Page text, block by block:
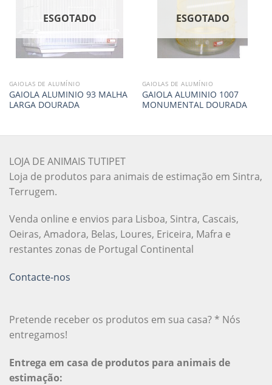
ESGOTADO
GAIOLAS DE ALUMÍNIO
GAIOLA ALUMINIO 93 MALHA
LARGA DOURADA
ESGOTADO
GAIOLAS DE ALUMÍNIO
GAIOLA ALUMINIO 1007
MONUMENTAL DOURADA
LOJA DE ANIMAIS TUTIPET
Loja de produtos para animais de estimação em Sintra,
Terrugem.
Venda online e envios para Lisboa, Sintra, Cascais,
Oeiras, Amadora, Belas, Loures, Ericeira, Mafra e
restantes zonas de Portugal Continental
Contacte-nos
Pretende receber os produtos em sua casa? * Nós
entregamos!
Entrega em casa de produtos para animais de
estimação: